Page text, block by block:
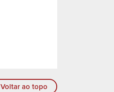
Voltar ao topo